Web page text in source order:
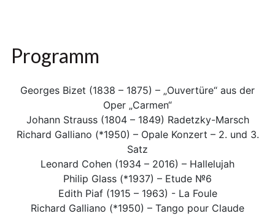
Programm
Georges Bizet (1838 – 1875) – „Ouvertüre“ aus der
Oper „Carmen“
Johann Strauss (1804 – 1849) Radetzky-Marsch
Richard Galliano (*1950) – Opale Konzert – 2. und 3.
Satz
Leonard Cohen (1934 – 2016) – Hallelujah
Philip Glass (*1937) – Etude №6
Edith Piaf (1915 – 1963) - La Foule
Richard Galliano (*1950) – Tango pour Claude